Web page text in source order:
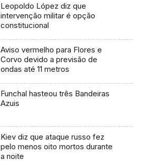
Leopoldo López diz que
intervenção militar é opção
constitucional
Aviso vermelho para Flores e
Corvo devido a previsão de
ondas até 11 metros
Funchal hasteou três Bandeiras
Azuis
Kiev diz que ataque russo fez
pelo menos oito mortos durante
a noite